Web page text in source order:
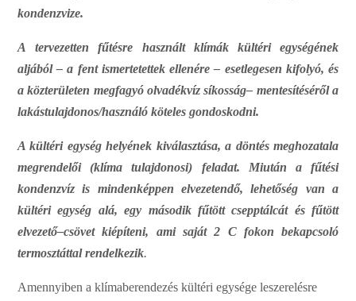
kondenzvize.
A tervezettenfűtésre használt klímák kültériegységének
aljából–a fent ismertetettekellenére– esetlegesen kifolyó,és
aközterületen megfagyó olvadékvízsíkosság– mentesítéséről a
lakástulajdonos/használó köteles gondoskodni.
A kültéri egység helyének kiválasztása, a döntés meghozatala
megrendelői (klíma tulajdonosi) feladat. Miután a fűtési
kondenzvíz is mindenképpen elvezetendő, lehetőség van a
kültéri egység alá, egy második fűtött csepptálcát és fűtött
elvezető–csövet kiépíteni, ami saját 2 C fokon bekapcsoló
termosztáttal rendelkezik.
Amennyiben a klímaberendezés kültéri egysége leszerelésre